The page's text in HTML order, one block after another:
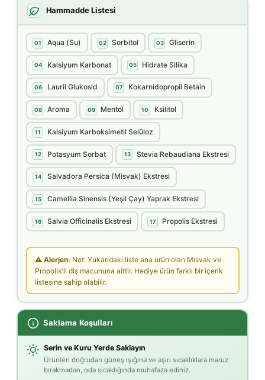
Hammadde Listesi
01 Aqua (Su) 02 Sorbitol 03 Gliserin
04 Kalsiyum Karbonat 05 Hidrate Silika
06 Lauril Glukosid 07 Kokarnidopropil Betain
08 Aroma 09 Mentol 10 Ksilitol
11 Kalsiyum Karboksimetil Selüloz
12 Potasyum Sorbat 13 Stevia Rebaudiana Ekstresi
14 Salvadora Persica (Misvak) Ekstresi
15 Camellia Sinensis (Yeşil Çay) Yaprak Ekstresi
16 Salvia Officinalis Ekstresi 17 Propolis Ekstresi
⚠ Alerjen: Not: Yukarıdaki liste ana ürün olan Misvak ve
Propolis'li diş macununa aittir. Hediye ürün farklı bir içerik
listesine sahip olabilir.
Saklama Koşulları
Serin ve Kuru Yerde Saklayın
Ürünleri doğrudan güneş ışığına ve aşırı sıcaklıklara maruz
bırakmadan, oda sıcaklığında muhafaza ediniz.